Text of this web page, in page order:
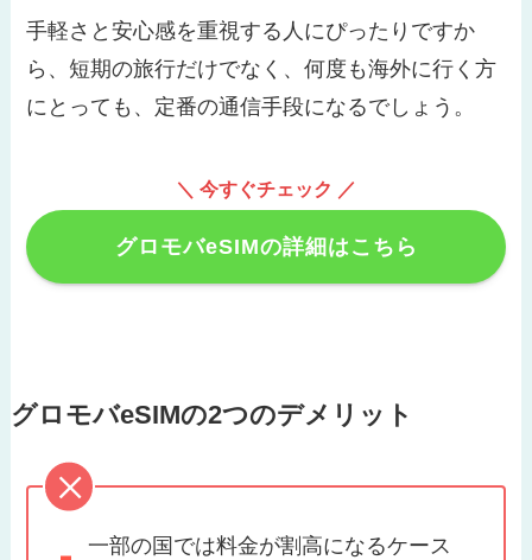
手軽さと安心感を重視する人にぴったりですか
ら、短期の旅行だけでなく、何度も海外に行く方
にとっても、定番の通信手段になるでしょう。
＼ 今すぐチェック ／
グロモバeSIMの詳細はこちら
グロモバeSIMの2つのデメリット
一部の国では料金が割高になるケース